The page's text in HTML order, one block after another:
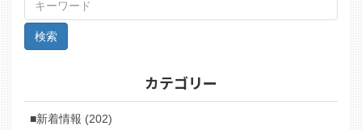
カテゴリー
■新着情報 (202)